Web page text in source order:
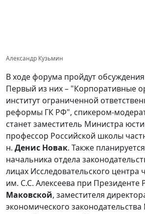
Александр Кузьмин
В ходе форума пройдут
Первый из них – "Корпоративные
институт ограниченной
реформы ГК РФ", спикером-
станет заместитель Министра
профессор Российской школы
н. Денис Новак. Также
начальника отдела
лицах Исследовательского центра
им. С.С. Алексеева при Президенте
Маковской, заместителя
экономического